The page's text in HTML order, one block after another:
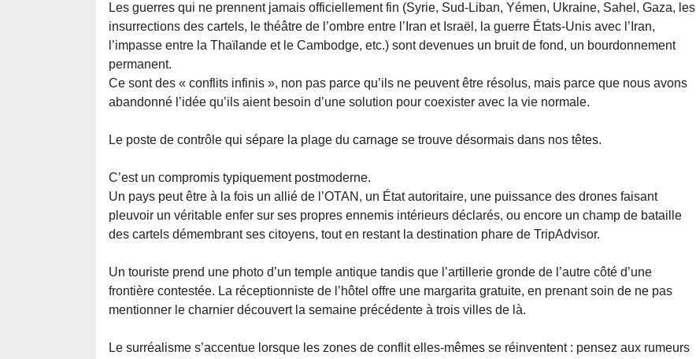
Les guerres qui ne prennent jamais officiellement fin (Syrie, Sud-Liban, Yémen, Ukraine, Sahel, Gaza, les
insurrections des cartels, le théâtre de l’ombre entre l’Iran et Israël, la guerre États-Unis avec l’Iran,
l’impasse entre la Thaïlande et le Cambodge, etc.) sont devenues un bruit de fond, un bourdonnement
permanent.
Ce sont des « conflits infinis », non pas parce qu’ils ne peuvent être résolus, mais parce que nous avons
abandonné l’idée qu’ils aient besoin d’une solution pour coexister avec la vie normale.
Le poste de contrôle qui sépare la plage du carnage se trouve désormais dans nos têtes.
C’est un compromis typiquement postmoderne.
Un pays peut être à la fois un allié de l’OTAN, un État autoritaire, une puissance des drones faisant
pleuvoir un véritable enfer sur ses propres ennemis intérieurs déclarés, ou encore un champ de bataille
des cartels démembrant ses citoyens, tout en restant la destination phare de TripAdvisor.
Un touriste prend une photo d’un temple antique tandis que l’artillerie gronde de l’autre côté d’une
frontière contestée. La réceptionniste de l’hôtel offre une margarita gratuite, en prenant soin de ne pas
mentionner le charnier découvert la semaine précédente à trois villes de là.
Le surréalisme s’accentue lorsque les zones de conflit elles-mêmes se réinventent : pensez aux rumeurs